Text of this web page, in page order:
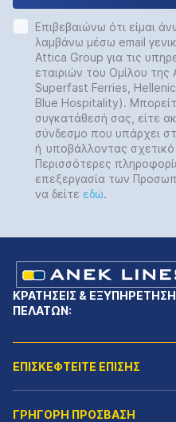
Επιβεβαιώνω ότι είμαι
λαμβάνω μέσω email
Attica Group για τις
εταιριών του Ομίλου
Superfast Ferries,
Blue Hospitality).
συγκατάθεσή σας, είτε
σύνδεσμο που υπάρχει
ή υποβάλλοντας
Περισσότερες
επεξεργασία των
να δείτε εδώ.
ΚΡΑΤΗΣΕΙΣ & ΕΞΥΠΗΡΕΤΗΣΗ
ΠΕΛΑΤΩΝ:
ΕΠΙΣΚΕΦΤΕΙΤΕ ΕΠΙΣΗΣ
ΓΡΗΓΟΡΗ ΠΡΟΣΒΑΣΗ